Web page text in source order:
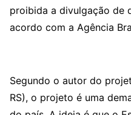
proibida a divulgação de
acordo com a Agência
Segundo o autor do
RS), o projeto é uma